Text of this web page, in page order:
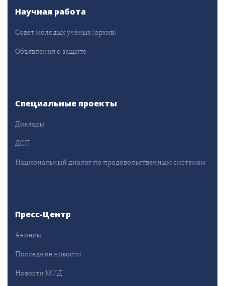
Научная работа
Совет молодых учёных (архив)
Объявления о защите
Специальные проекты
Доклады
ДСП
Национальный диалог по продовольственным системам
Пресс-Центр
Анонсы
Последние новости
Новости МИД